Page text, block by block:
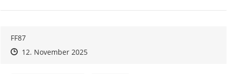
FF87
Zeitpunkt des Erstellens
Zeitpunkt des Erstellens
12. November 2025Zur Äußerung